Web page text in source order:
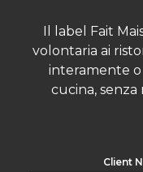
Il label Fait
volontaria ai
interamente
cucina,
Client